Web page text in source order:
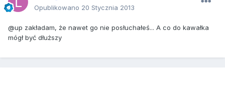
Opublikowano 20 Stycznia 2013
@up zakładam, że nawet go nie posłuchałeś... A co do kawałka
mógł być dłuższy